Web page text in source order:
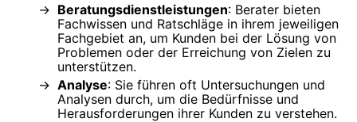
Beratungsdienstleistungen: Berater bieten
Fachwissen und Ratschläge in ihrem jeweiligen
Fachgebiet an, um Kunden bei der Lösung von
Problemen oder der Erreichung von Zielen zu
unterstützen.
Analyse: Sie führen oft Untersuchungen und
Analysen durch, um die Bedürfnisse und
Herausforderungen ihrer Kunden zu verstehen.